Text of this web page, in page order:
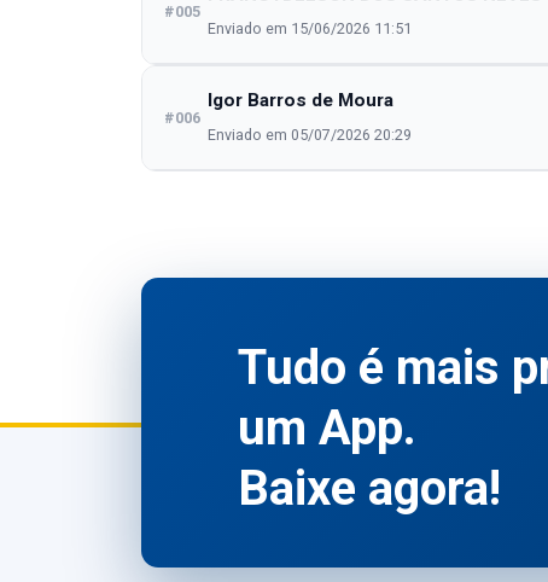
#005
Enviado em 15/06/2026 11:51
#006
Igor Barros de Moura
Enviado em 05/07/2026 20:29
Tudo é mais
um App.
Baixe agora!